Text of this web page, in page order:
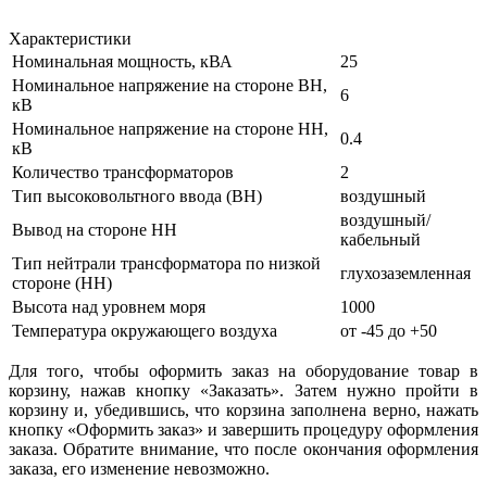
Характеристики
Номинальная мощность, кВА
25
Номинальное напряжение на стороне ВН,
кВ
6
Номинальное напряжение на стороне НН,
кВ
0.4
Количество трансформаторов
2
Тип высоковольтного ввода (ВН)
воздушный
Вывод на стороне НН
воздушный/
кабельный
Тип нейтрали трансформатора по низкой
стороне (НН)
глухозаземленная
Высота над уровнем моря
1000
Температура окружающего воздуха
от -45 до +50
Для того, чтобы оформить заказ на оборудование товар в
корзину, нажав кнопку «Заказать». Затем нужно пройти в
корзину и, убедившись, что корзина заполнена верно, нажать
кнопку «Оформить заказ» и завершить процедуру оформления
заказа. Обратите внимание, что после окончания оформления
заказа, его изменение невозможно.